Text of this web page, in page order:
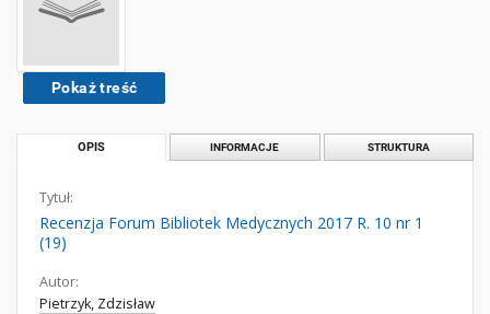
Pokaż treść
OPIS INFORMACJE STRUKTURA
Tytuł:
Recenzja Forum Bibliotek Medycznych 2017 R. 10 nr 1
(19)
Autor:
Pietrzyk, Zdzisław